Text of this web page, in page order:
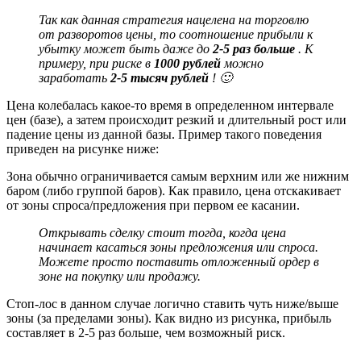
Так как данная стратегия нацелена на торговлю
от разворотов цены, то соотношение прибыли к
убытку может быть даже до 2-5 раз больше . К
примеру, при риске в 1000 рублей можно
заработать 2-5 тысяч рублей ! 🙂
Цена колебалась какое-то время в определенном интервале
цен (базе), а затем происходит резкий и длительный рост или
падение цены из данной базы. Пример такого поведения
приведен на рисунке ниже:
Зона обычно ограничивается самым верхним или же нижним
баром (либо группой баров). Как правило, цена отскакивает
от зоны спроса/предложения при первом ее касании.
Открывать сделку стоит тогда, когда цена
начинает касаться зоны предложения или спроса.
Можете просто поставить отложенный ордер в
зоне на покупку или продажу.
Стоп-лос в данном случае логично ставить чуть ниже/выше
зоны (за пределами зоны). Как видно из рисунка, прибыль
составляет в 2-5 раз больше, чем возможный риск.